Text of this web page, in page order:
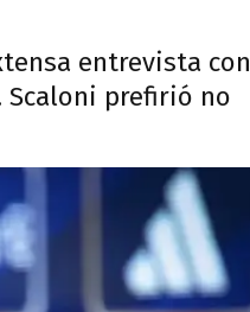
entrevista con
Scaloni prefirió no